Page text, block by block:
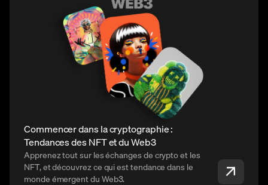
Commencer dans la cryptographie :
Tendances des NFT et du Web3
Apprenez tout sur les échanges de crypto et les
NFT, et découvrez ce qui est tendance dans le
monde émergent du Web3.